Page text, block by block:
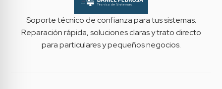
Soporte técnico de confianza para tus sistemas.
Reparación rápida, soluciones claras y trato directo
para particulares y pequeños negocios.